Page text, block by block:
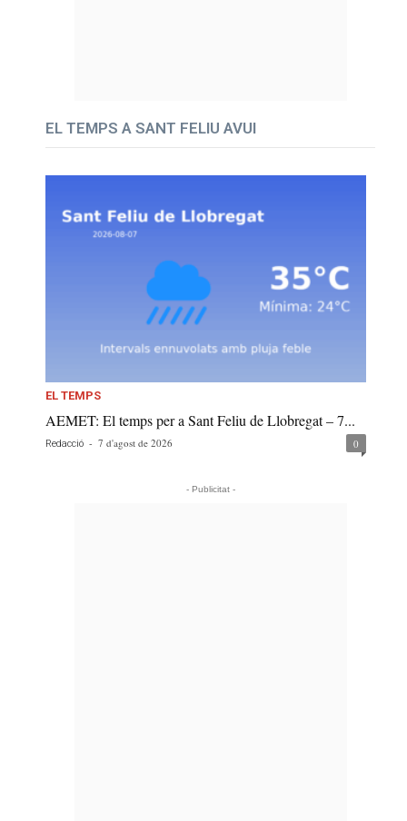
EL TEMPS A SANT FELIU AVUI
EL TEMPS
AEMET: El temps per a Sant Feliu de Llobregat – 7...
Redacció - 7 d'agost de 2026 0
- Publicitat -